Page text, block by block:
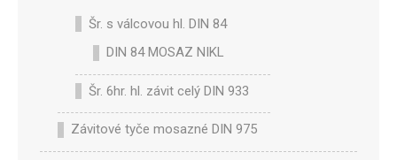
Šr. s válcovou hl. DIN 84
DIN 84 MOSAZ NIKL
Šr. 6hr. hl. závit celý DIN 933
Závitové tyče mosazné DIN 975